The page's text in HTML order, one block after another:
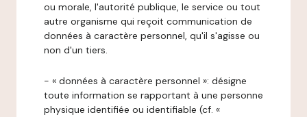
ou morale, l'autorité publique, le service ou tout
autre organisme qui reçoit communication de
données à caractère personnel, qu'il s'agisse ou
non d'un tiers.
- « données à caractère personnel »: désigne
toute information se rapportant à une personne
physique identifiée ou identifiable (cf. «